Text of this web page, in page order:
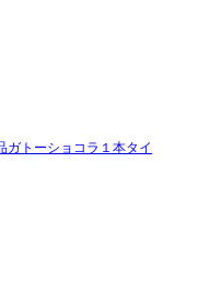
トーショコラ１本タイ